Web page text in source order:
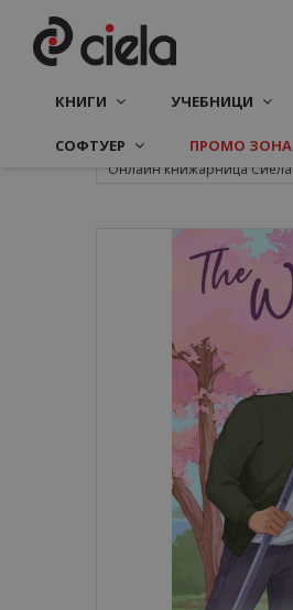
КНИГИ УЧЕБНИЦИ
СОФТУЕР ПРОМО ЗОНА
Онлайн книжарница Сиела